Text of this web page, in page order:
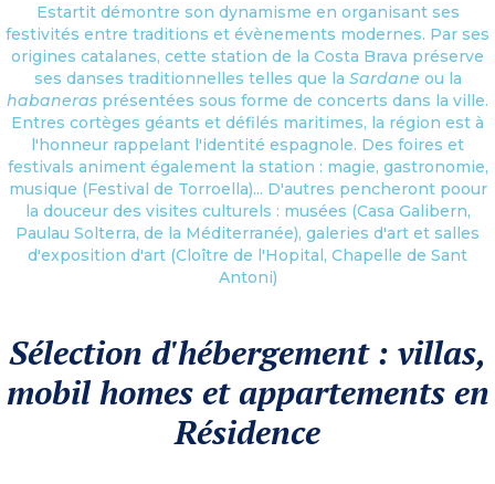
Estartit démontre son dynamisme en organisant ses
festivités entre traditions et évènements modernes. Par ses
origines catalanes, cette station de la Costa Brava préserve
ses danses traditionnelles telles que la Sardane ou la
habaneras présentées sous forme de concerts dans la ville.
Entres cortèges géants et défilés maritimes, la région est à
l'honneur rappelant l'identité espagnole. Des foires et
festivals animent également la station : magie, gastronomie,
musique (Festival de Torroella)... D'autres pencheront poour
la douceur des visites culturels : musées (Casa Galibern,
Paulau Solterra, de la Méditerranée), galeries d'art et salles
d'exposition d'art (Cloître de l'Hopital, Chapelle de Sant
Antoni)
Sélection d'hébergement : villas,
mobil homes et appartements en
Résidence